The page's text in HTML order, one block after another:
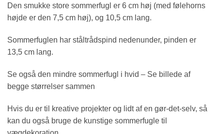
Den smukke store sommerfugl er 6 cm høj (med følehorns
højde er den 7,5 cm høj), og 10,5 cm lang.
Sommerfuglen har ståltrådspind nedenunder, pinden er
13,5 cm lang.
Se også den mindre sommerfugl i hvid – Se billede af
begge størrelser sammen
Hvis du er til kreative projekter og lidt af en gør-det-selv, så
kan du også bruge de kunstige sommerfugle til